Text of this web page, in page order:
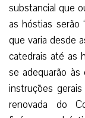
substancial que
as hóstias serão
que varia desde
catedrais até as
se adequarão às
instruções
renovada do